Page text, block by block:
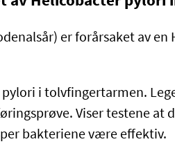
er forårsaket av en
i tolvfingertarmen.
Viser testene at
bakteriene være effektiv.